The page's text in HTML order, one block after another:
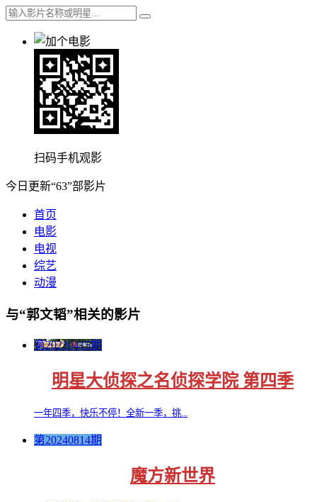
扫码手机观影
今日更新“63”部影片
首页
电影
电视
综艺
动漫
与“郭文韬”相关的影片
第20210415期
明星大侦探之名侦探学院 第四季
一年四季，快乐不停！全新一季，挑...
第20240814期
魔方新世界